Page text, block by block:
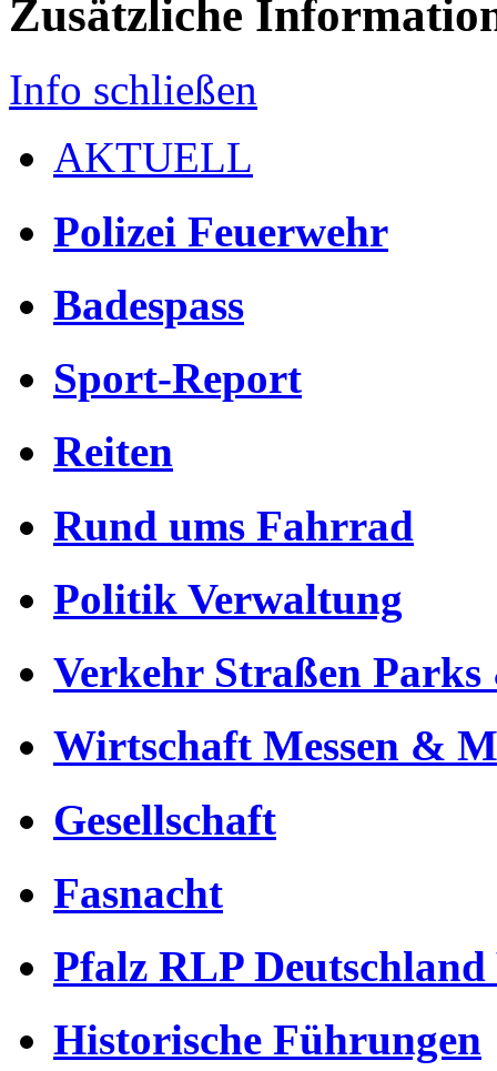
Zusätzliche
Info schließen
AKTUELL
Polizei Feuerwehr
Badespass
Sport-Report
Reiten
Rund ums Fahrrad
Politik Verwaltung
Verkehr Straßen Parks
Wirtschaft Messen &
Gesellschaft
Fasnacht
Pfalz RLP
Historische Führungen